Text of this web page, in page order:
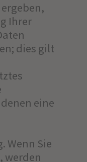
Ihrer
dies gilt
eine
Wenn Sie
werden